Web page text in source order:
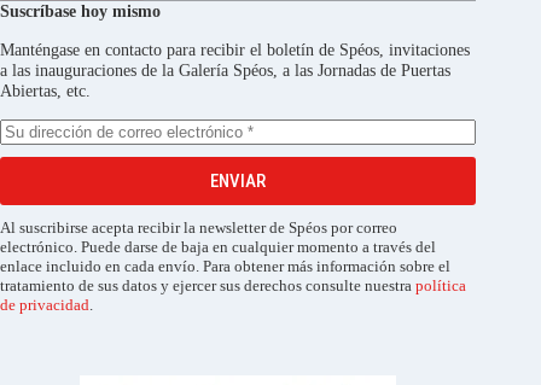
Suscríbase hoy mismo
Manténgase en contacto para recibir el boletín de Spéos, invitaciones
a las inauguraciones de la Galería Spéos, a las Jornadas de Puertas
Abiertas, etc.
ENVIAR
Al suscribirse acepta recibir la newsletter de Spéos por correo
electrónico. Puede darse de baja en cualquier momento a través del
enlace incluido en cada envío. Para obtener más información sobre el
tratamiento de sus datos y ejercer sus derechos consulte nuestra política
de privacidad.